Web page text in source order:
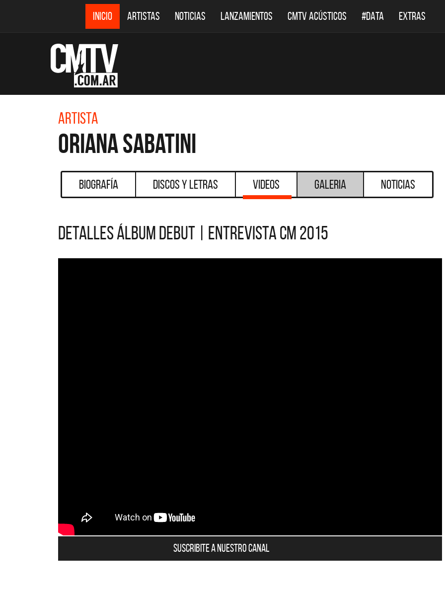
INICIO ARTISTAS NOTICIAS LANZAMIENTOS CMTV ACÚSTICOS #DATA EXTRAS
Artista
Oriana Sabatini
Biografía Discos y Letras Videos Galeria Noticias
Detalles álbum debut | Entrevista CM 2015
Suscribite a nuestro canal
DESTACADOS
La colección completa de los CMTV
nuevos artistas.
DEF
Def